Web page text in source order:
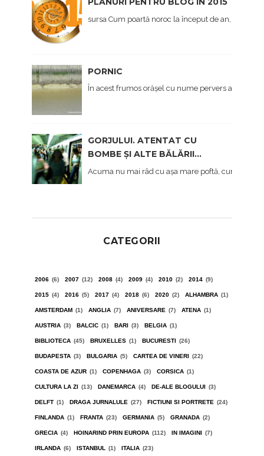
sursa Cum poartă noroc la început de an, afișez și
PORNIC
În acest frumos orășel cu nume pervers am
GORJULUI. ATENTAT CU
BOMBE ȘI ALTE BĂLĂRII...
Acuma nu mai râd cu așa mare poftă, cum am
CATEGORII
2006 (6) 2007 (12) 2008 (4) 2009 (4) 2010 (2) 2014 (9)
2015 (4) 2016 (5) 2017 (4) 2018 (6) 2020 (2) ALHAMBRA (1)
AMSTERDAM (1) ANGLIA (7) ANIVERSARE (7) ATENA (1)
AUSTRIA (3) BALCIC (1) BARI (3) BELGIA (1)
BIBLIOTECA (45) BRUXELLES (1) BUCURESTI (26)
BUDAPESTA (3) BULGARIA (5) CARTEA DE VINERI (22)
COASTA DE AZUR (1) COPENHAGA (3) CORSICA (1)
CULTURA LA ZI (13) DANEMARCA (4) DE-ALE BLOGULUI (3)
DELFT (1) DRAGA JURNALULE (27) FICTIUNI SI PORTRETE (24)
FINLANDA (1) FRANTA (23) GERMANIA (5) GRANADA (2)
GRECIA (4) HOINARIND PRIN EUROPA (112) IN IMAGINI (7)
IRLANDA (6) ISTANBUL (1) ITALIA (23)